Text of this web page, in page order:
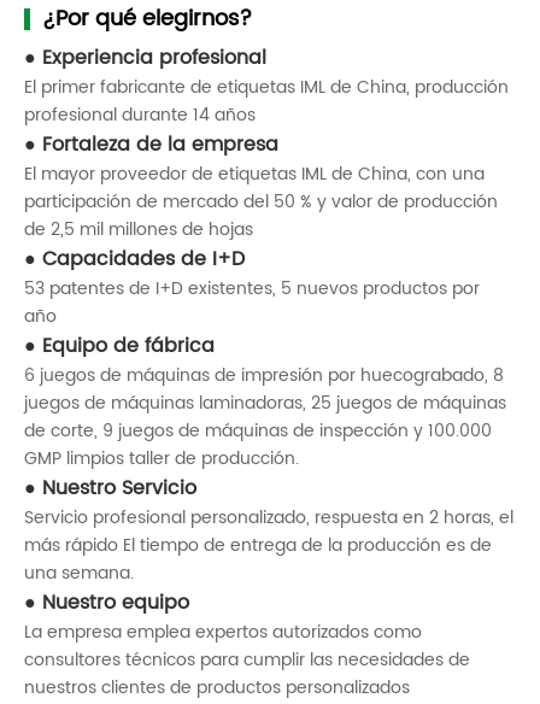
¿Por qué elegirnos?
Experiencia profesional
El primer fabricante de etiquetas IML de China, producción
profesional durante 14 años
Fortaleza de la empresa
El mayor proveedor de etiquetas IML de China, con una
participación de mercado del 50 % y valor de producción
de 2,5 mil millones de hojas
Capacidades de I+D
53 patentes de I+D existentes, 5 nuevos productos por
año
Equipo de fábrica
6 juegos de máquinas de impresión por huecograbado, 8
juegos de máquinas laminadoras, 25 juegos de máquinas
de corte, 9 juegos de máquinas de inspección y 100.000
GMP limpios taller de producción.
Nuestro Servicio
Servicio profesional personalizado, respuesta en 2 horas, el
más rápido El tiempo de entrega de la producción es de
una semana.
Nuestro equipo
La empresa emplea expertos autorizados como
consultores técnicos para cumplir las necesidades de
nuestros clientes de productos personalizados